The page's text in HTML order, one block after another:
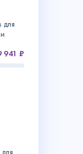
941